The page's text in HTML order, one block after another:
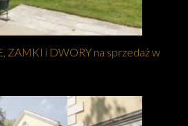
ZAMKI i DWORY na sprzedaż w